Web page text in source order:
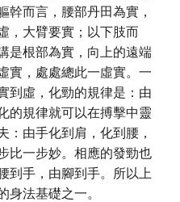
幹而言，腰部丹田為實，
，大臂要實；以下肢而
是根部為實，向上的遠端
實，處處總此一虛實。一
到虛，化勁的規律是：由
的規律就可以在搏擊中靈
：由手化到肩，化到腰，
比一步妙。相應的發勁也
到手，由腳到手。所以上
身法基礎之一。